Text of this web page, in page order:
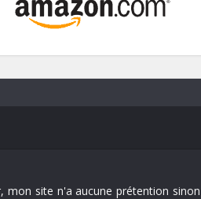
mon site n'a aucune prétention sinon